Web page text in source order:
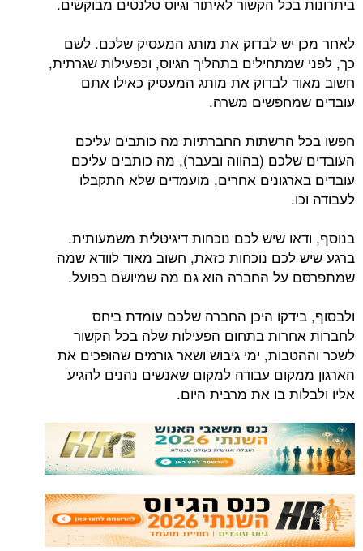
לאחר מכן יש לבדוק את מותג המעסיק שלכם. לשם
כך, לפני שמתחילים בתהליך הגיוס, וכפעילות שגרתית,
חשוב מאוד לבדוק את מותג המעסיק כאילו אתם
עובדים שמחפשים משרה.
חפשו בכל הרשתות החברתיות מה כותבים עליכם
העובדים שלכם (בהווה ובעבר), מה כותבים עליכם
עובדים בארגונים אחרים, מועמדים שלא התקבלו
לעבודה וכו.
בנוסף, ודאו שיש לכם נוכחות דיגיטלית משמעותית.
ברגע שיש לכם נוכחות כזאת, חשוב מאוד לוודא שמה
שמתפרסם על החברה הוא גם מה שמיושם בפועל.
ולבסוף, בידקו היכן החברה שלכם עומדת ביחס
לחברות אחרות בתחום הפעילות שלה בכל הקשור
לשכר וההטבות, ימי גיבוש ושאר גורמים שהופכים את
הארגון ממקום עבודה למקום שאנשים נהנים להגיע
אליו ולבלות בו את מרבית היום.